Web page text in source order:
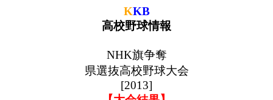
KKB
高校野球情報
NHK旗争奪
県選抜高校野球大会
[2013]